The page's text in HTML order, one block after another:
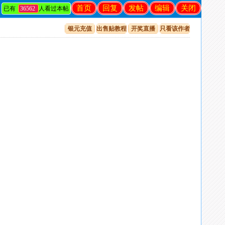
关闭
编辑
发帖
回复
首页
已有 36562 人看过本帖
银元充值 出售贴教程 开奖直播 只看该作者